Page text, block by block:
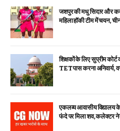
जशपुर की मधु सिदार और
महिला हॉकी टीम में चयन,
शिक्षकों के लिए सुप्रीम
TET पास करना अनिवार्य,
एकलव्य आवासीय विद्यालय
फंदे पर मिला शव, कलेक्टर ने